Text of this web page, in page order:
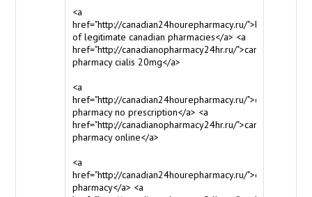
<a
href="http://canadian24hourepharmacy.ru/">list
of legitimate canadian pharmacies</a> <a
href="http://canadianopharmacy24hr.ru/">canadian
pharmacy cialis 20mg</a>
<a
href="http://canadian24hourepharmacy.ru/">canadian
pharmacy no prescription</a> <a
href="http://canadianopharmacy24hr.ru/">canada
pharmacy online</a>
<a
href="http://canadian24hourepharmacy.ru/">online
pharmacy</a> <a